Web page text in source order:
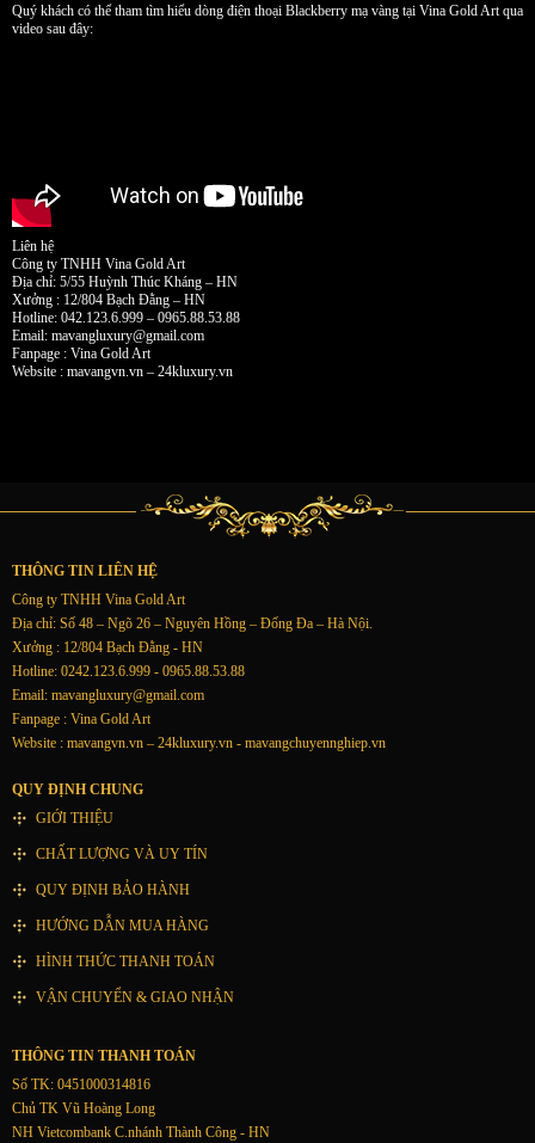
Quý khách có thể tham tìm hiểu dòng điện thoại Blackberry mạ vàng tại Vina Gold Art qua
video sau đây:
Liên hệ
Công ty TNHH Vina Gold Art
Địa chỉ: 5/55 Huỳnh Thúc Kháng – HN
Xưởng : 12/804 Bạch Đằng – HN
Hotline: 042.123.6.999 – 0965.88.53.88
Email: mavangluxury@gmail.com
Fanpage : Vina Gold Art
Website : mavangvn.vn – 24kluxury.vn
THÔNG TIN LIÊN HỆ
Công ty TNHH Vina Gold Art
Địa chỉ: Số 48 – Ngõ 26 – Nguyên Hồng – Đống Đa – Hà Nội.
Xưởng : 12/804 Bạch Đằng - HN
Hotline: 0242.123.6.999 - 0965.88.53.88
Email: mavangluxury@gmail.com
Fanpage : Vina Gold Art
Website : mavangvn.vn – 24kluxury.vn - mavangchuyennghiep.vn
QUY ĐỊNH CHUNG
GIỚI THIỆU
CHẤT LƯỢNG VÀ UY TÍN
QUY ĐỊNH BẢO HÀNH
HƯỚNG DẪN MUA HÀNG
HÌNH THỨC THANH TOÁN
VẬN CHUYỂN & GIAO NHẬN
THÔNG TIN THANH TOÁN
Số TK: 0451000314816
Chủ TK Vũ Hoàng Long
NH Vietcombank C.nhánh Thành Công - HN